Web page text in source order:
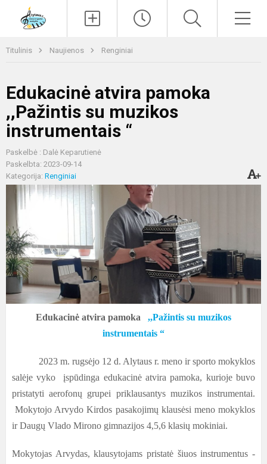
Titulinis Naujienos Renginiai
Edukacinė atvira pamoka
,,Pažintis su muzikos
instrumentais “
Paskelbė : Dalė Keparutienė
Paskelbta: 2023-09-14
Kategorija: Renginiai
Edukacinė atvira pamoka ,,Pažintis su muzikos
instrumentais “
2023 m. rugsėjo 12 d. Alytaus r. meno ir sporto mokyklos
salėje vyko įspūdinga edukacinė atvira pamoka, kurioje buvo
pristatyti aerofonų grupei priklausantys muzikos instrumentai.
Mokytojo Arvydo Kirdos pasakojimų klausėsi meno mokyklos
ir Daugų Vlado Mirono gimnazijos 4,5,6 klasių mokiniai.
Mokytojas Arvydas, klausytojams pristatė šiuos instrumentus -